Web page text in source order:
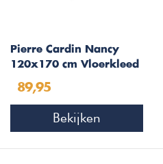
Pierre Cardin Nancy
120x170 cm Vloerkleed
89,95
Bekijken